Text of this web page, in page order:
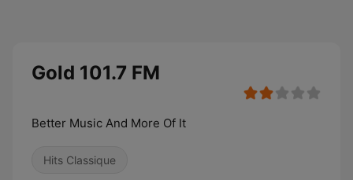
Gold 101.7 FM
Better Music And More Of It
Hits Classique